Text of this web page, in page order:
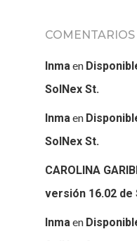
Inmaen
SolNex St.
Inmaen
SolNex St.
CAROLINA
versión 16.02 de
Inmaen